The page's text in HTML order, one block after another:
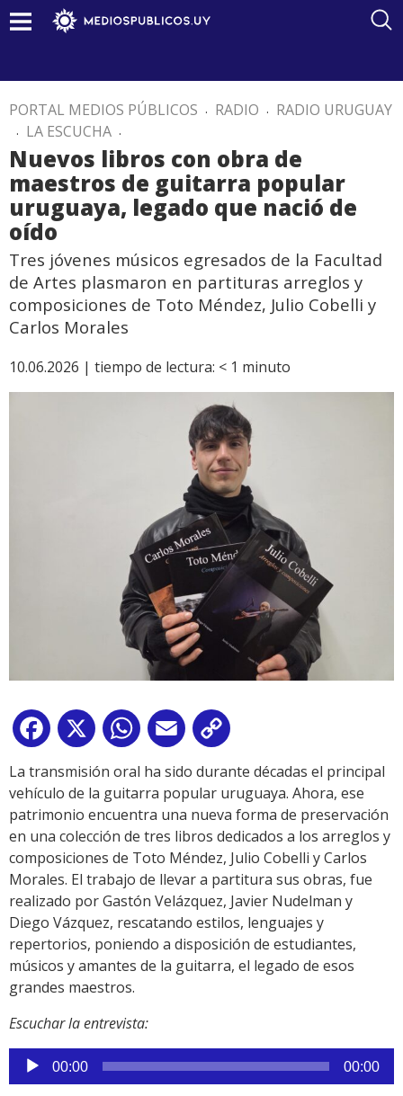
PORTAL MEDIOS PÚBLICOS . RADIO . RADIO URUGUAY
. LA ESCUCHA .
Nuevos libros con obra de
maestros de guitarra popular
uruguaya, legado que nació de
oído
Tres jóvenes músicos egresados de la Facultad
de Artes plasmaron en partituras arreglos y
composiciones de Toto Méndez, Julio Cobelli y
Carlos Morales
10.06.2026 | tiempo de lectura: < 1 minuto
Facebook
X WhatsApp
Email
Link
La transmisión oral ha sido durante décadas el principal
vehículo de la guitarra popular uruguaya. Ahora, ese
patrimonio encuentra una nueva forma de preservación
en una colección de tres libros dedicados a los arreglos y
composiciones de Toto Méndez, Julio Cobelli y Carlos
Morales. El trabajo de llevar a partitura sus obras, fue
realizado por Gastón Velázquez, Javier Nudelman y
Diego Vázquez, rescatando estilos, lenguajes y
repertorios, poniendo a disposición de estudiantes,
músicos y amantes de la guitarra, el legado de esos
grandes maestros.
Escuchar la entrevista:
Reproductor
de
00:00 00:00